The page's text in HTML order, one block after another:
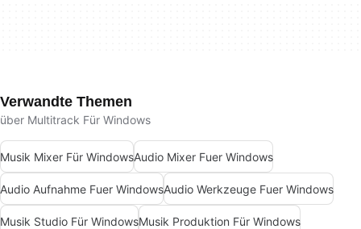
Verwandte Themen
über Multitrack Für Windows
Musik Mixer Für WindowsAudio Mixer Fuer Windows
Audio Aufnahme Fuer WindowsAudio Werkzeuge Fuer Windows
Musik Studio Für WindowsMusik Produktion Für Windows